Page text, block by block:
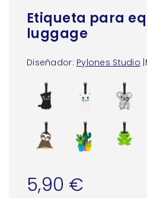
Etiqueta para
luggage
Diseñador: Pylones Studio
5,90 €